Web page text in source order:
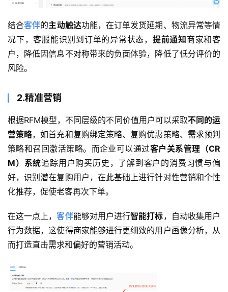
结合客伴的主动触达功能，在订单发货延期、物流异常等情
况下，客服能识别到订单的异常状态， 提前通知商家和客
户，降低因信息不对称带来的负面体验，降低了低分评价的
风险。
2.精准营销
根据RFM模型，不同层级的不同价值用户可以采取不同的运
营策略，如首充和复购绑定策略、复购优惠策略、需求预判
策略和召回激活策略。而企业可以通过客户关系管理（CR
M）系统追踪用户购买历史，了解到客户的消费习惯与偏
好，识别潜在复购用户，在此基础上进行针对性营销和个性
化推荐，促使老客再次下单。
在这一点上，客伴能够对用户进行智能打标，自动收集用户
行为数据，这使得商家能够进行更细致的用户画像分析，从
而打造直击需求和偏好的营销活动。